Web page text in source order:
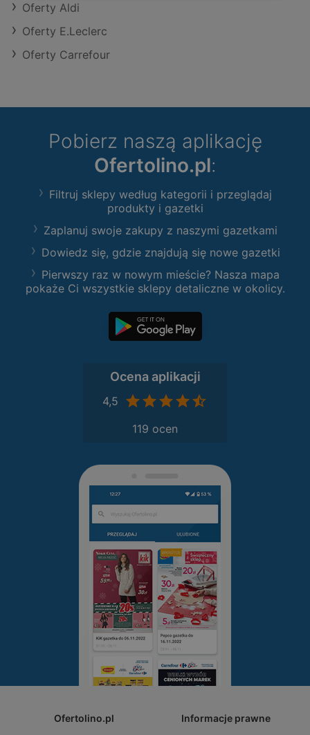
Oferty Aldi
Oferty E.Leclerc
Oferty Carrefour
Pobierz naszą aplikację
Ofertolino.pl:
Filtruj sklepy według kategorii i przeglądaj
produkty i gazetki
Zaplanuj swoje zakupy z naszymi gazetkami
Dowiedz się, gdzie znajdują się nowe gazetki
Pierwszy raz w nowym mieście? Nasza mapa
pokaże Ci wszystkie sklepy detaliczne w okolicy.
Ocena aplikacji
4,5
119 ocen
Ofertolino.pl Informacje prawne